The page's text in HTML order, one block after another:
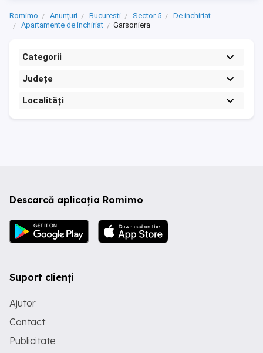
Romimo Anunțuri Bucuresti Sector 5
De inchiriat
Apartamente de inchiriat
Garsoniera
Categorii
Județe
Localități
Descarcă aplicația Romimo
Suport clienți
Ajutor
Contact
Publicitate